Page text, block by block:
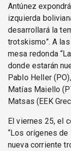
Antúnez
izquierda
desarrollará la
trotskismo”. A
mesa redonda
donde estarán
Pablo Heller
Matías Maiello
Matsas (EEK
El viernes 25, el
“Los orígenes de
nueva corriente